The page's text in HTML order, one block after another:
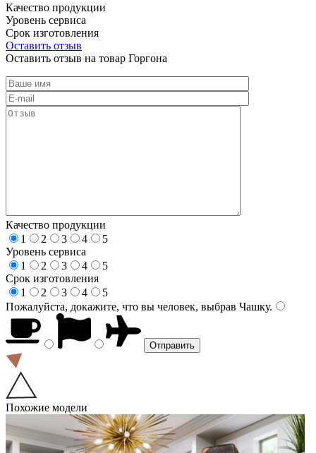
Качество продукции
Уровень сервиса
Срок изготовления
Оставить отзыв
Оставить отзыв на товар Горгона
Качество продукции
1
2 3 4
5
Уровень сервиса
1
2 3 4
5
Срок изготовления
1
2 3 4
5
Пожалуйста, докажите, что вы человек, выбрав Чашку.
Похожие модели